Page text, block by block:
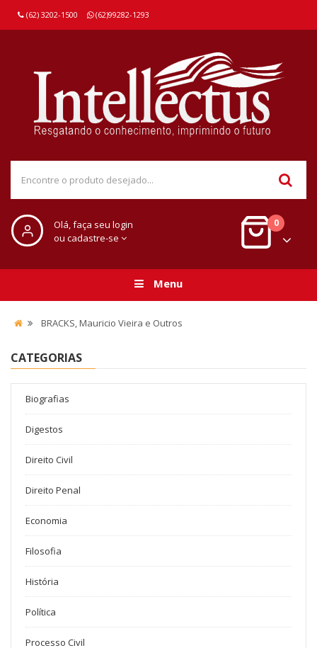
(62) 3202-1500 (62)99282-1293
Olá, faça seu login
ou cadastre-se
0
Menu
BRACKS, Mauricio Vieira e Outros
CATEGORIAS
Biografias
Digestos
Direito Civil
Direito Penal
Economia
Filosofia
História
Política
Processo Civil